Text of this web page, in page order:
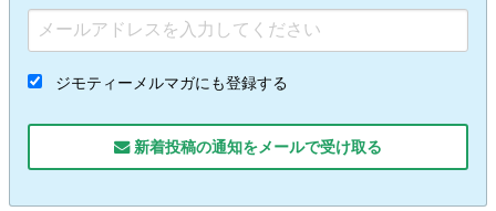
ジモティーメルマガにも登録する
新着投稿の通知をメールで受け取る